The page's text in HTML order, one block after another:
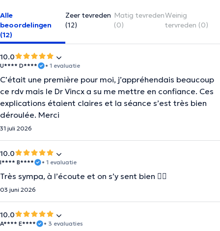
Alle
beoordelingen
(12)
Zeer tevreden
(12)
Matig tevreden
(0)
Weinig
tervreden (0)
10.0
U**** D**** • 1 evaluatie
C’était une première pour moi, j’appréhendais beaucoup
ce rdv mais le Dr Vincx a su me mettre en confiance. Ces
explications étaient claires et la séance s’est très bien
déroulée. Merci
31 juli 2026
10.0
I**** B**** • 1 evaluatie
Très sympa, à l’écoute et on s’y sent bien 👍🏼
03 juni 2026
10.0
A**** E**** • 3 evaluaties